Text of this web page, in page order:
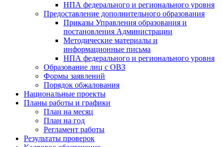
НПА федерального и регионального уровня
Предоставление дополнительного образования
Приказы Управления образования и
постановления Администрации
Методические материалы и
информационные письма
НПА федерального и регионального уровня
Образование лиц с ОВЗ
Формы заявлений
Порядок обжалования
Национальные проекты
Планы работы и графики
План на месяц
План на год
Регламент работы
Результаты проверок